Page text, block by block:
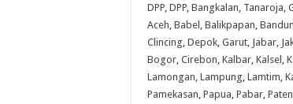
DPP DPP Bangkalan Tanaroja
Aceh Babel Balikpapan
Clincing Depok Garut Jabar
Bogor Cirebon Kalbar Kalsel
Lamongan Lampung Lamtim
Pamekasan Papua Pabar